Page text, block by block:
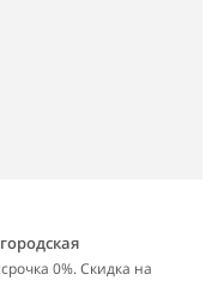
0%. Скидка на